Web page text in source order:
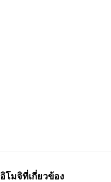
อิโมจิที่เกี่ยวข้อง